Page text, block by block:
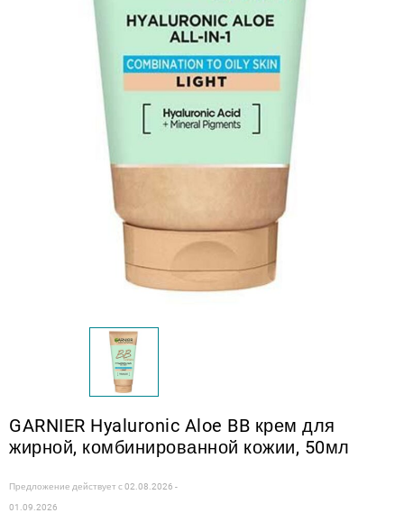
GARNIER Hyaluronic Aloe BB крем для
жирной, комбинированной кожии, 50мл
Предложение действует с02.08.2026 -
01.09.2026